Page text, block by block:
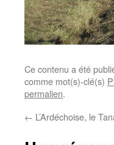
Ce contenu a été
comme mot(s)-clé(s)
permalien.
← L’Ardéchoise, le